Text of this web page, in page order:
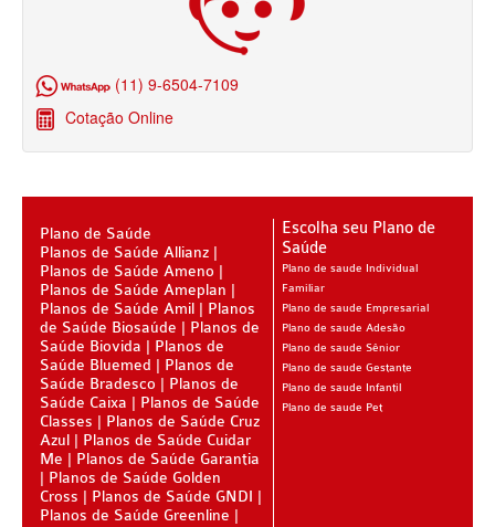
GNDI PLANO DE SAÚDE SÊNIOR
GREENLINE PLANO DE SAÚDE SÊNIOR
KIPP PLANO DE SAÚDE SÊNIOR
MEDSENIORPLANO DE SAÚDE SÊNIOR
QSAÚDE PLANO DE SAÚDE SÊNIOR
SANTA HELENA PLANO DE SAÚDE SÊNIOR
SÃO CRISTOVÃO PLANO DE SAÚDE SÊNIOR
TOTAL MEDCARE PLANO DE SAÚDE SÊNIOR
TRANSMONTANO PLANO DE SAÚDE SÊNIOR
ÚNICA PLANO DE SAÚDE SÊNIOR
UNIHOSP PLANO DE SAÚDE SÊNIOR
OPERADORAS
(11) 9-6504-7109
Cotação Online
Plano de Saúde
Planos de Saúde Allianz
Planos de Saúde Ameno
Planos de Saúde Ameplan
Planos de Saúde Amil
Planos
de Saúde Biosaúde
Planos de
Saúde Biovida
Planos de
Saúde Bluemed
Planos de
Saúde Bradesco
Planos de
Saúde Caixa
Planos de Saúde
Classes
Planos de Saúde Cruz
Azul
Planos de Saúde Cuidar
Me
Planos de Saúde Garantia
Planos de Saúde Golden
Cross
Planos de Saúde GNDI
Planos de Saúde Greenline
Escolha seu Plano de
Saúde
Plano de saude Individual
Familiar
Plano de saude Empresarial
Plano de saude Adesão
Plano de saude Sênior
Plano de saude Gestante
Plano de saude Infantil
Plano de saude Pet